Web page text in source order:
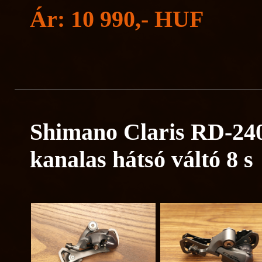
Ár: 10 990,- HUF
Shimano Claris RD-
kanalas hátsó váltó 8 s